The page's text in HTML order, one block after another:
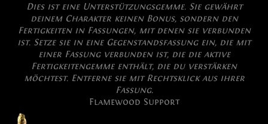
Dies ist eine Unterstützungsgemme. Sie gewährt
deinem Charakter keinen Bonus, sondern den
Fertigkeiten in Fassungen, mit denen sie verbunden
ist. Setze sie in eine Gegenstandsfassung ein, die mit
einer Fassung verbunden ist, die die aktive
Fertigkeitengemme enthält, die du verstärken
möchtest. Entferne sie mit Rechtsklick aus ihrer
Fassung.
Flamewood Support